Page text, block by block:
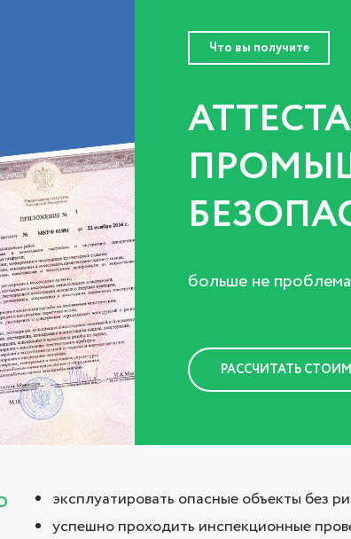
Что вы получите
больше не проблема
РАССЧИТАТЬ
эксплуатировать опасные объекты без
успешно проходить инспекционные